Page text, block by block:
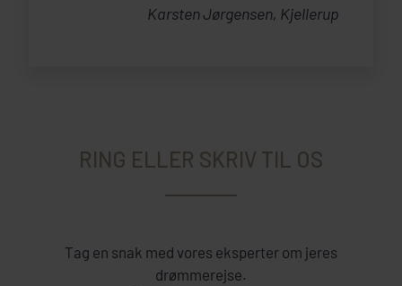
Karsten Jørgensen, Kjellerup
RING ELLER SKRIV TIL OS
Tag en snak med vores eksperter om jeres
drømmerejse.